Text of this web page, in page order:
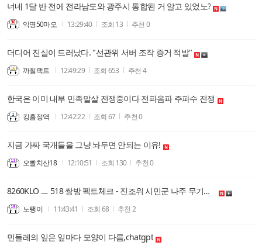
너네 1달 반 전에 전라남도와 광주시 통합된 거 알고 있었노?
익명50마오 13:29:40 조회 13 추천 0
더디어 진실이 드러났다. "선관위 서버 조작 증거 적발"
까칠팩트 12:49:29 조회 653 추천 4
한국은 이미 내부 민족말살 전쟁중이다 전파음파 주파수 전쟁
킹흠정역 12:42:22 조회 67 추천0
지금 가짜 국개들을 그냥 놔두면 안되는 이유!
오빨치산18 12:10:51 조회 130 추천0
8260KLO ㅡ 518 쌍방 펙트체크 - 진조위 시민군 나주 무기고 피탈 21일 오후로 확정 사기발표
노탱이 11:43:41 조회 68 추천 2
민들레의 잎은 잎마다 모양이 다름,chatgpt